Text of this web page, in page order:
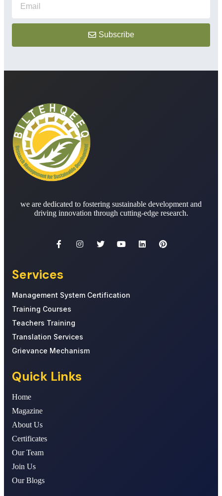
Subscribe
we are dedicated to fostering sustainable development and
driving innovation through cutting-edge research.
Services
Management System Certification
Training Courses
Teachers Training
Translation Services
Grievance Mechanism
Quick Links
Home
Magazine
About Us
Certificates
Our Team
Join Us
Our Blogs